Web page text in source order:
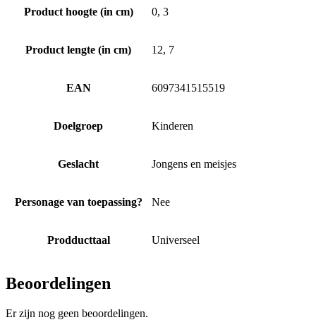
Product hoogte (in cm) 0, 3
Product lengte (in cm) 12, 7
EAN 6097341515519
Doelgroep Kinderen
Geslacht Jongens en meisjes
Personage van toepassing? Nee
Prodducttaal Universeel
Beoordelingen
Er zijn nog geen beoordelingen.